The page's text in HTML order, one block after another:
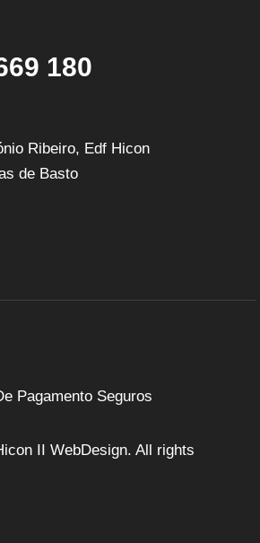
180
Ribeiro, Edf Hicon
de Basto
Pagamento Seguros
II WebDesign. All rights